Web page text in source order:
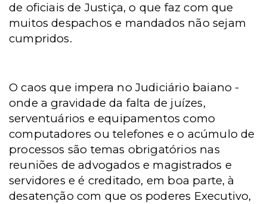
de oficiais de Justiça, o que faz com que
muitos despachos e mandados não sejam
cumpridos.
O caos que impera no Judiciário baiano -
onde a gravidade da falta de juízes,
serventuários e equipamentos como
computadores ou telefones e o acúmulo de
processos são temas obrigatórios nas
reuniões de advogados e magistrados e
servidores e é creditado, em boa parte, à
desatenção com que os poderes Executivo,